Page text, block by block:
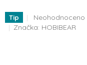
Tip
Průměrné
hodnocení
Neohodnoceno
Značka: HOBIBEAR